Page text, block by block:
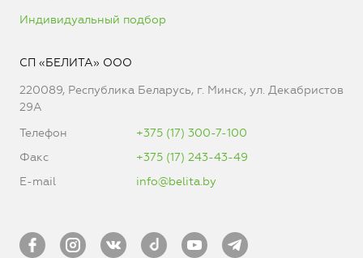
Индивидуальный подбор
СП «БЕЛИТА» ООО
220089, Республика Беларусь, г. Минск, ул. Декабристов
29А
Телефон
+375 (17) 300-7-100
Факс
+375 (17) 243-43-49
E-mail
info@belita.by